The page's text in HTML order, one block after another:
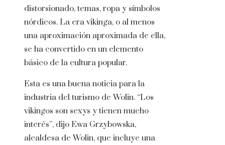
distorsionado, temas, ropa y símbolos
nórdicos. La era vikinga, o al menos
una aproximación aproximada de ella,
se ha convertido en un elemento
básico de la cultura popular.
Esta es una buena noticia para la
industria del turismo de Wolin. “Los
vikingos son sexys y tienen mucho
interés”, dijo Ewa Grzybowska,
alcaldesa de Wolin, que incluye una